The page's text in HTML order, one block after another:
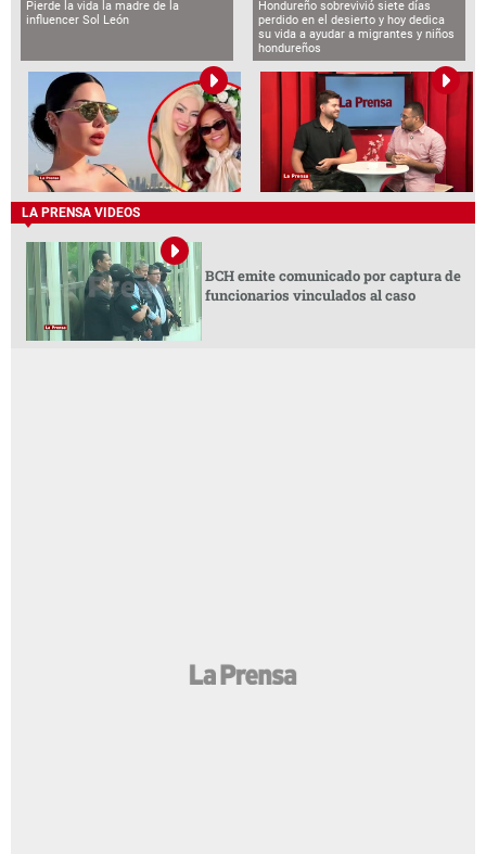
Pierde la vida la madre de la
influencer Sol León
Hondureño sobrevivió siete días
perdido en el desierto y hoy dedica
su vida a ayudar a migrantes y niños
hondureños
LA PRENSA VIDEOS
BCH emite comunicado por captura de
funcionarios vinculados al caso